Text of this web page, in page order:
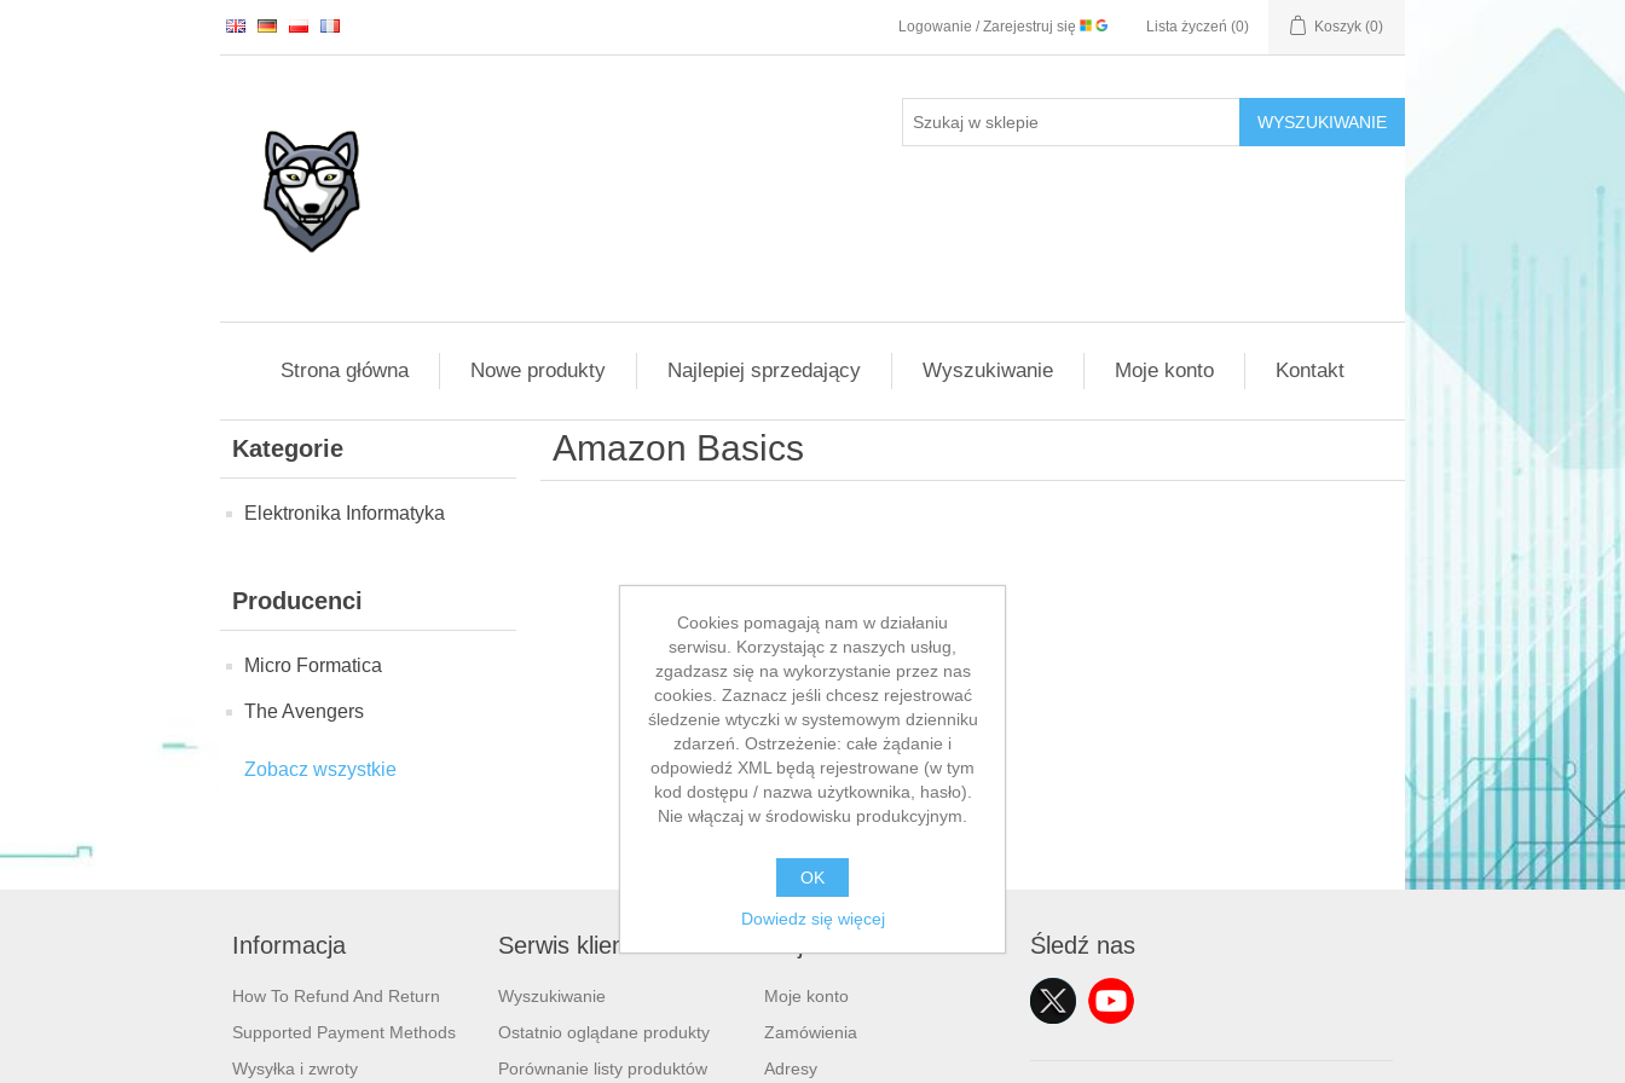
Logowanie / Zarejestruj się Lista życzeń (0) Koszyk (0)
WYSZUKIWANIE
Strona główna Nowe produkty Najlepiej sprzedający Wyszukiwanie Moje konto Kontakt
Kategorie
Elektronika Informatyka
Producenci
Micro Formatica
The Avengers
Zobacz wszystkie
Amazon Basics
Informacja
How To Refund And Return
Supported Payment Methods
Wysyłka i zwroty
Serwis klienta
Wyszukiwanie
Ostatnio oglądane produkty
Porównanie listy produktów
Moje konto
Zamówienia
Adresy
Śledź nas
Cookies pomagają nam w działaniu
serwisu. Korzystając z naszych usług,
zgadzasz się na wykorzystanie przez nas
cookies. Zaznacz jeśli chcesz rejestrować
śledzenie wtyczki w systemowym dzienniku
zdarzeń. Ostrzeżenie: całe żądanie i
odpowiedź XML będą rejestrowane (w tym
kod dostępu / nazwa użytkownika, hasło).
Nie włączaj w środowisku produkcyjnym.
OK
Dowiedz się więcej